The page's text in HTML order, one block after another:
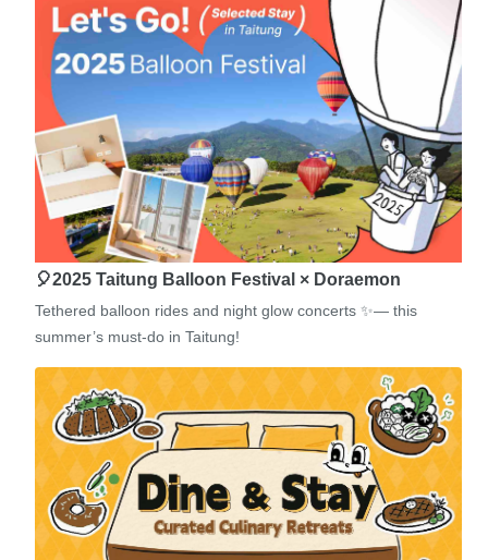
🎈2025 Taitung Balloon Festival × Doraemon
Tethered balloon rides and night glow concerts ✨— this
summer’s must-do in Taitung!